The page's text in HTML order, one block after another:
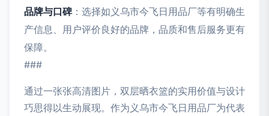
品牌与口碑：选择如义乌市今飞日用品厂等有明确生
产信息、用户评价良好的品牌，品质和售后服务更有
保障。
###
通过一张张高清图片，双层晒衣篮的实用价值与设计
巧思得以生动展现。作为义乌市今飞日用品厂为代表